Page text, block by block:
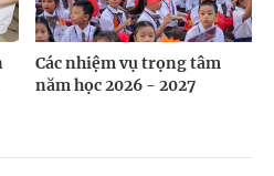
Các nhiệm vụ trọng tâm
năm học 2026 - 2027